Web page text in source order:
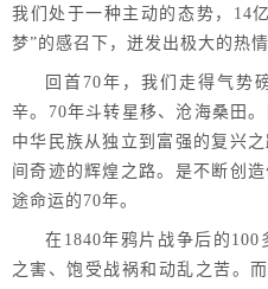
我们处于一种主动的态势，14
梦”的感召下，迸发出极大的热情
回首70年，我们走得气势
辛。70年斗转星移、沧海桑田
中华民族从独立到富强的复兴
间奇迹的辉煌之路。是不断创
途命运的70年。
在1840年鸦片战争后的
之害、饱受战祸和动乱之苦。